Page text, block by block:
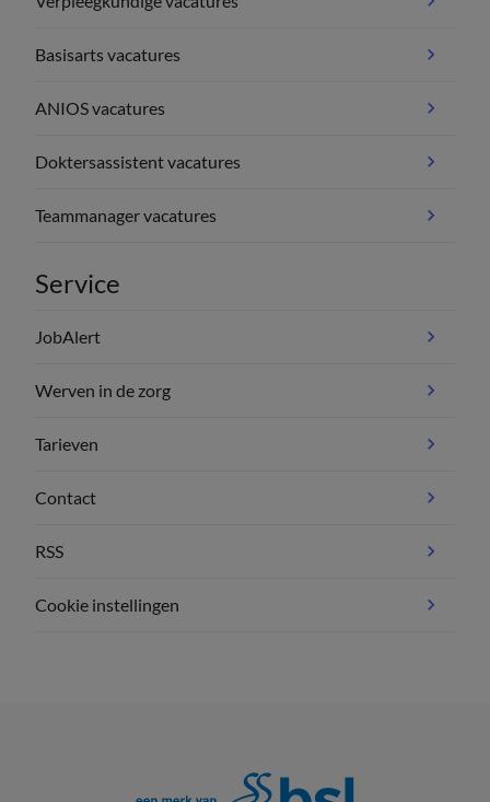
Basisarts vacatures
ANIOS vacatures
Doktersassistent vacatures
Teammanager vacatures
Service
JobAlert
Werven in de zorg
Tarieven
Contact
RSS
Cookie instellingen